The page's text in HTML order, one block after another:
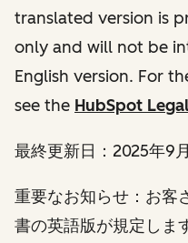
translated version is
only and will not be
English version. For
see the HubSpot
最終更新日： 2025年9
重要なお知らせ ：お
書の英語版が規定しま